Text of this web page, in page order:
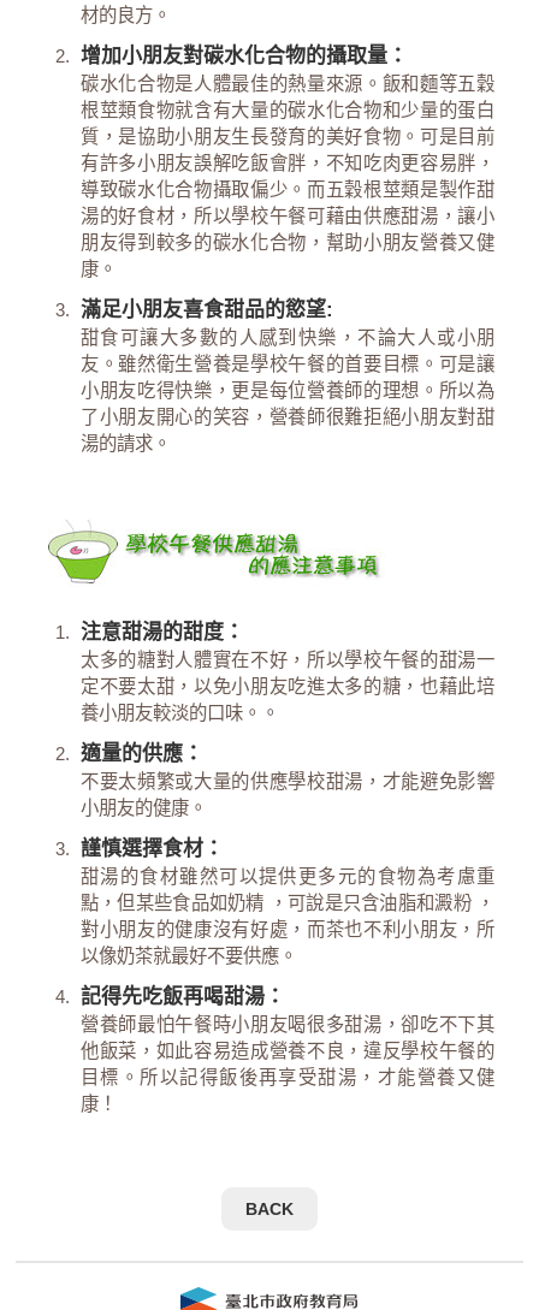
材的良方。
增加小朋友對碳水化合物的攝取量：
碳水化合物是人體最佳的熱量來源。飯和麵等五穀
根莖類食物就含有大量的碳水化合物和少量的蛋白
質，是協助小朋友生長發育的美好食物。可是目前
有許多小朋友誤解吃飯會胖，不知吃肉更容易胖，
導致碳水化合物攝取偏少。而五穀根莖類是製作甜
湯的好食材，所以學校午餐可藉由供應甜湯，讓小
朋友得到較多的碳水化合物，幫助小朋友營養又健
康。
滿足小朋友喜食甜品的慾望:
甜食可讓大多數的人感到快樂，不論大人或小朋
友。雖然衛生營養是學校午餐的首要目標。可是讓
小朋友吃得快樂，更是每位營養師的理想。所以為
了小朋友開心的笑容，營養師很難拒絕小朋友對甜
湯的請求。
注意甜湯的甜度：
太多的糖對人體實在不好，所以學校午餐的甜湯一
定不要太甜，以免小朋友吃進太多的糖，也藉此培
養小朋友較淡的口味。。
適量的供應：
不要太頻繁或大量的供應學校甜湯，才能避免影響
小朋友的健康。
謹慎選擇食材：
甜湯的食材雖然可以提供更多元的食物為考慮重
點，但某些食品如奶精 ，可說是只含油脂和澱粉 ，
對小朋友的健康沒有好處，而茶也不利小朋友，所
以像奶茶就最好不要供應。
記得先吃飯再喝甜湯：
營養師最怕午餐時小朋友喝很多甜湯，卻吃不下其
他飯菜，如此容易造成營養不良，違反學校午餐的
目標。所以記得飯後再享受甜湯，才能營養又健
康！
BACK